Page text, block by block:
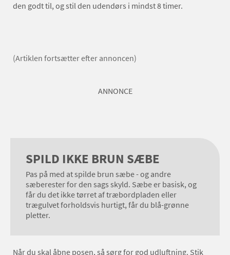
den godt til, og stil den udendørs i mindst 8 timer.
(Artiklen fortsætter efter annoncen)
ANNONCE
SPILD IKKE BRUN SÆBE
Pas på med at spilde brun sæbe - og andre
sæberester for den sags skyld. Sæbe er basisk, og
får du det ikke tørret af træbordpladen eller
trægulvet forholdsvis hurtigt, får du blå-grønne
pletter.
Når du skal åbne posen, så sørg for god udluftning. Stik